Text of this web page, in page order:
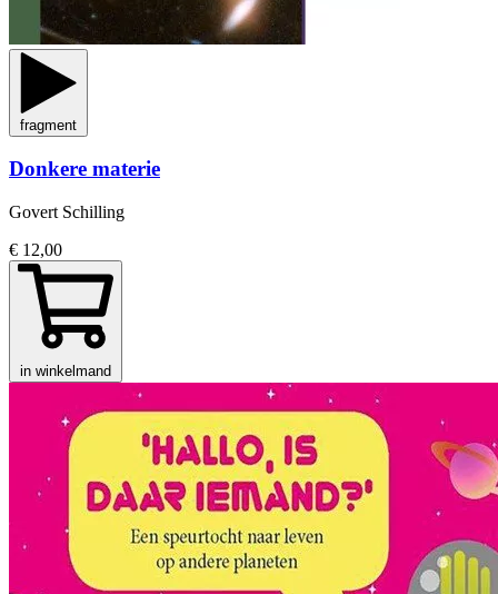
fragment
Donkere materie
Govert Schilling
€ 12,00
in winkelmand